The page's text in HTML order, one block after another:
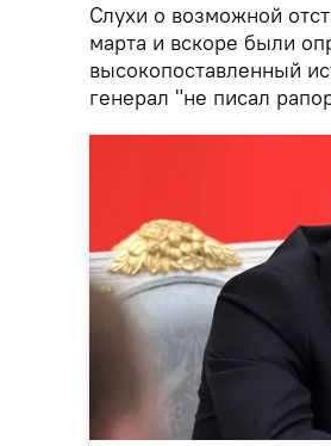
Слухи о возможной
марта и вскоре были
высокопоставленный
генерал "не писал